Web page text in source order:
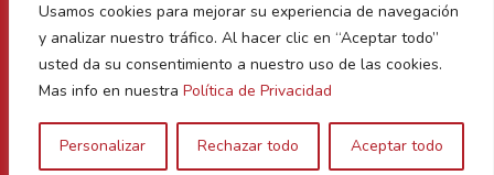
Usamos cookies para mejorar su experiencia de navegación
y analizar nuestro tráfico. Al hacer clic en “Aceptar todo”
usted da su consentimiento a nuestro uso de las cookies.
Mas info en nuestra Política de Privacidad
Personalizar Rechazar todo Aceptar todo
Política de Cookies
Contacto
Canal de Denuncias